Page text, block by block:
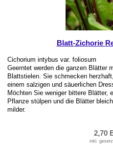
Blatt-Zichorie
Cichorium intybus var. foliosum
Geerntet werden die ganzen Blätter
Blattstielen. Sie schmecken
einem salzigen und säuerlichen
Möchten Sie weniger bittere Blätter,
Pflanze stülpen und die Blätter
milder.
2,70
inkl.